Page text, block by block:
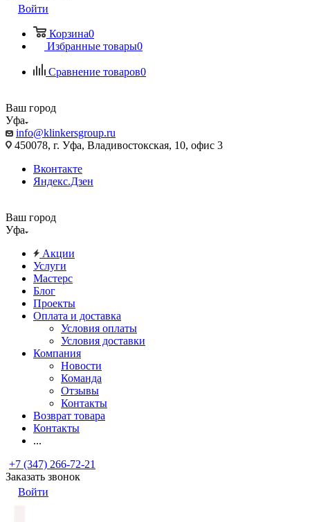
Войти
Корзина0
Избранные товары0
Сравнение товаров0
Ваш город
Уфа
info@klinkersgroup.ru
450078, г. Уфа, Владивостокская, 10, офис 3
Вконтакте
Яндекс.Дзен
Ваш город
Уфа
Акции
Услуги
Мастерс
Блог
Проекты
Оплата и доставка
Условия оплаты
Условия доставки
Компания
Новости
Команда
Отзывы
Контакты
Возврат товара
Контакты
...
+7 (347) 266-72-21
Заказать звонок
Войти